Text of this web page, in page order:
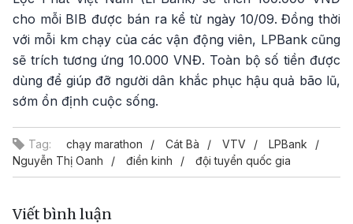
cho mỗi BIB được bán ra kể từ ngày 10/09. Đồng thời
với mỗi km chạy của các vận động viên, LPBank cũng
sẽ trích tương ứng 10.000 VNĐ. Toàn bộ số tiền được
dùng để giúp đỡ người dân khắc phục hậu quả bão lũ,
sớm ổn định cuộc sống.
Tag: chạy marathon Cát Bà VTV
LPBank
Nguyễn Thị Oanh
điền kinh đội tuyển quốc gia
Viết bình luận